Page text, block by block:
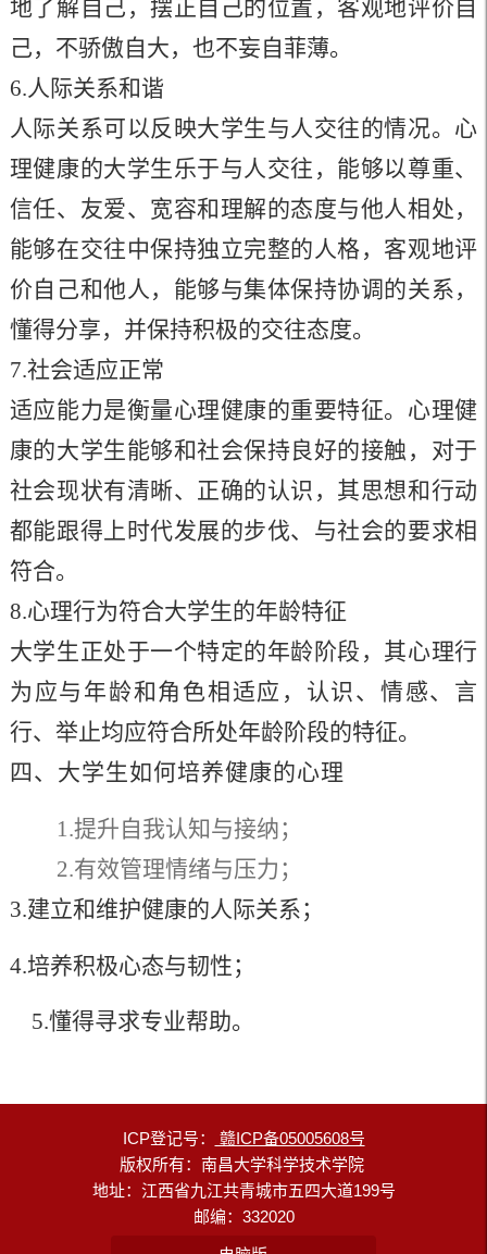
地了解自己，摆正自己的位置，客观地评价自
己，不骄傲自大，也不妄自菲薄。
6.人际关系和谐
人际关系可以反映大学生与人交往的情况。心
理健康的大学生乐于与人交往，能够以尊重、
信任、友爱、宽容和理解的态度与他人相处，
能够在交往中保持独立完整的人格，客观地评
价自己和他人，能够与集体保持协调的关系，
懂得分享，并保持积极的交往态度。
7.社会适应正常
适应能力是衡量心理健康的重要特征。心理健
康的大学生能够和社会保持良好的接触，对于
社会现状有清晰、正确的认识，其思想和行动
都能跟得上时代发展的步伐、与社会的要求相
符合。
8.心理行为符合大学生的年龄特征
大学生正处于一个特定的年龄阶段，其心理行
为应与年龄和角色相适应，认识、情感、言
行、举止均应符合所处年龄阶段的特征。
四、 大学生如何培养健康的心理
1.提升自我认知与接纳；
2.有效管理情绪与压力 ；
3.建立和维护健康的人际关系；
4.培养积极心态与韧性；
5.懂得寻求专业帮助。
ICP登记号：
赣ICP备05005608号
版权所有：南昌大学科学技术学院
地址：江西省九江共青城市五四大道199号
邮编：332020